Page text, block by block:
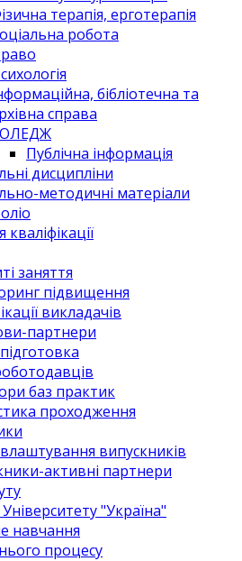
терапія, ерготерапія
робота
бібліотечна та
справа
Публічна інформація
дисципліни
методичні матеріали
заняття
підвищення
викладачів
партнери
баз практик
проходження
випускників
активні партнери
"Україна"
навчання
процесу